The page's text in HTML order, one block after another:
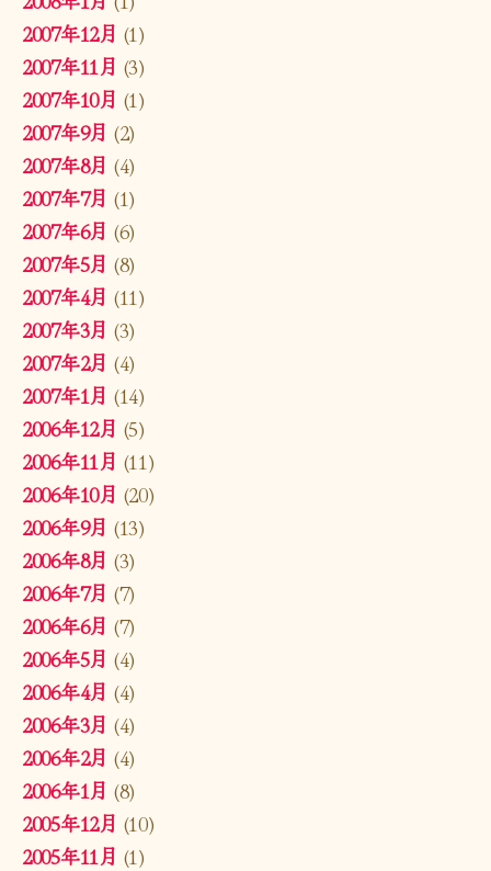
2007年12月 (1)
2007年11月 (3)
2007年10月 (1)
2007年9月 (2)
2007年8月 (4)
2007年7月 (1)
2007年6月 (6)
2007年5月 (8)
2007年4月 (11)
2007年3月 (3)
2007年2月 (4)
2007年1月 (14)
2006年12月 (5)
2006年11月 (11)
2006年10月 (20)
2006年9月 (13)
2006年8月 (3)
2006年7月 (7)
2006年6月 (7)
2006年5月 (4)
2006年4月 (4)
2006年3月 (4)
2006年2月 (4)
2006年1月 (8)
2005年12月 (10)
2005年11月 (1)